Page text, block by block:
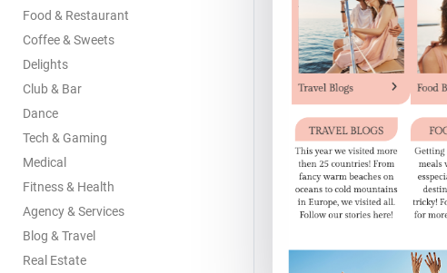
Food & Restaurant
Coffee & Sweets
Delights
Club & Bar
Dance
Tech & Gaming
Medical
Fitness & Health
Agency & Services
Blog & Travel
Real Estate